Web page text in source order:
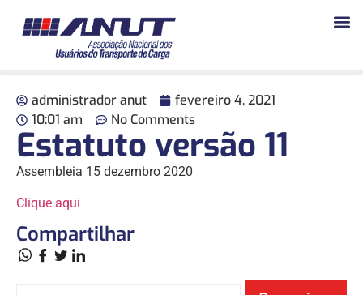
administrador anut
fevereiro 4, 2021
10:01 am
No Comments
Estatuto versão 11
Assembleia 15 dezembro 2020
Clique aqui
Compartilhar